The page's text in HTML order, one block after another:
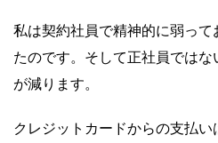
私は契約社員で精神的に弱っ
たのです。そして正社員では
が減ります。
クレジットカードからの支払